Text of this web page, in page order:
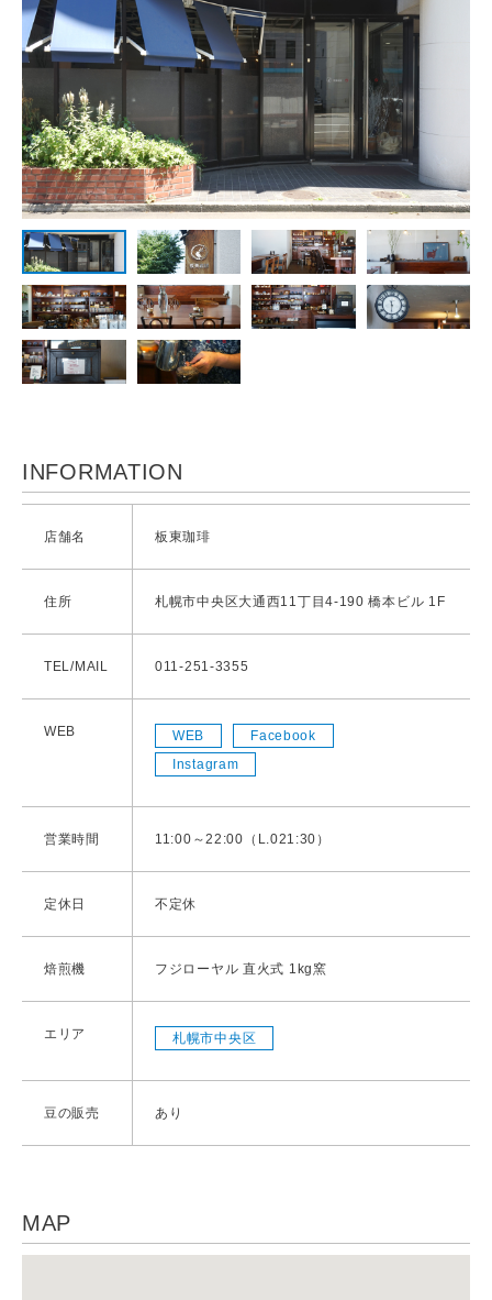
INFORMATION
店舗名 板東珈琲
住所 札幌市中央区大通西11丁目4-190 橋本ビル 1F
TEL/MAIL 011-251-3355
WEB WEB
Facebook
Instagram
営業時間 11:00～22:00（L.021:30）
定休日 不定休
焙煎機 フジローヤル 直火式 1kg窯
エリア 札幌市中央区
豆の販売 あり
MAP